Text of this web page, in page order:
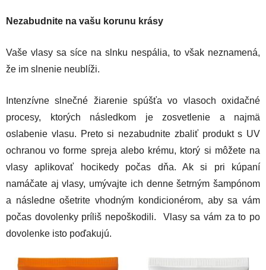
Nezabudnite na vašu korunu krásy
Vaše vlasy sa síce na slnku nespália, to však neznamená,
že im slnenie neublíži.
Intenzívne slnečné žiarenie spúšťa vo vlasoch oxidačné
procesy, ktorých následkom je zosvetlenie a najmä
oslabenie vlasu. Preto si nezabudnite zbaliť produkt s UV
ochranou vo forme spreja alebo krému, ktorý si môžete na
vlasy aplikovať hocikedy počas dňa. Ak si pri kúpaní
namáčate aj vlasy, umývajte ich denne šetrným šampónom
a následne ošetrite vhodným kondicionérom, aby sa vám
počas dovolenky príliš nepoškodili. Vlasy sa vám za to po
dovolenke isto poďakujú.